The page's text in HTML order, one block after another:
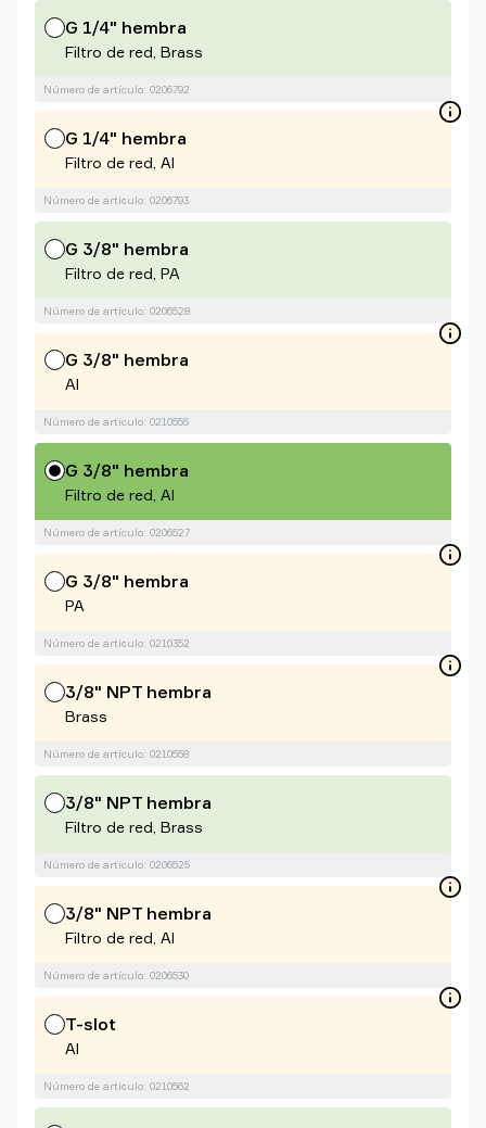
G 1/4" hembra
Filtro de red, Brass
Número de artículo: 0206792
G 1/4" hembra
Filtro de red, Al
Número de artículo: 0206793
G 3/8" hembra
Filtro de red, PA
Número de artículo: 0206528
G 3/8" hembra
Al
Número de artículo: 0210555
G 3/8" hembra
Filtro de red, Al
Número de artículo: 0206527
G 3/8" hembra
PA
Número de artículo: 0210352
3/8" NPT hembra
Brass
Número de artículo: 0210558
3/8" NPT hembra
Filtro de red, Brass
Número de artículo: 0206525
3/8" NPT hembra
Filtro de red, Al
Número de artículo: 0206530
T-slot
Al
Número de artículo: 0210562